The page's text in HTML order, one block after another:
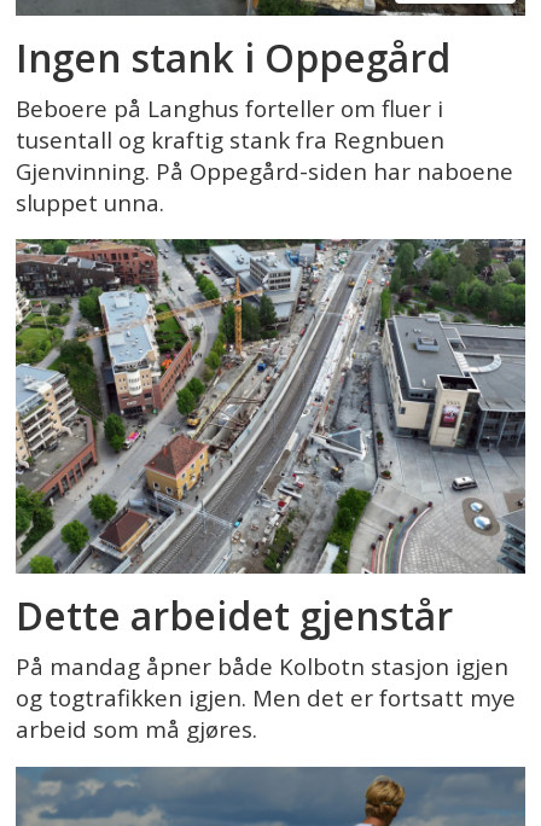
Ingen stank i Oppegård
Beboere på Langhus forteller om fluer i
tusentall og kraftig stank fra Regnbuen
Gjenvinning. På Oppegård-siden har naboene
sluppet unna.
Dette arbeidet gjenstår
På mandag åpner både Kolbotn stasjon igjen
og togtrafikken igjen. Men det er fortsatt mye
arbeid som må gjøres.